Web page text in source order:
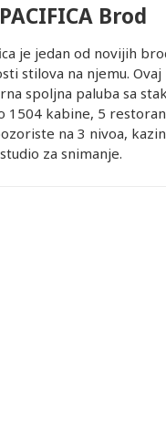
Brod
je jedan od novijih
stilova na njemu.
spoljna paluba sa
1504 kabine, 5
na 3 nivoa,
za snimanje.